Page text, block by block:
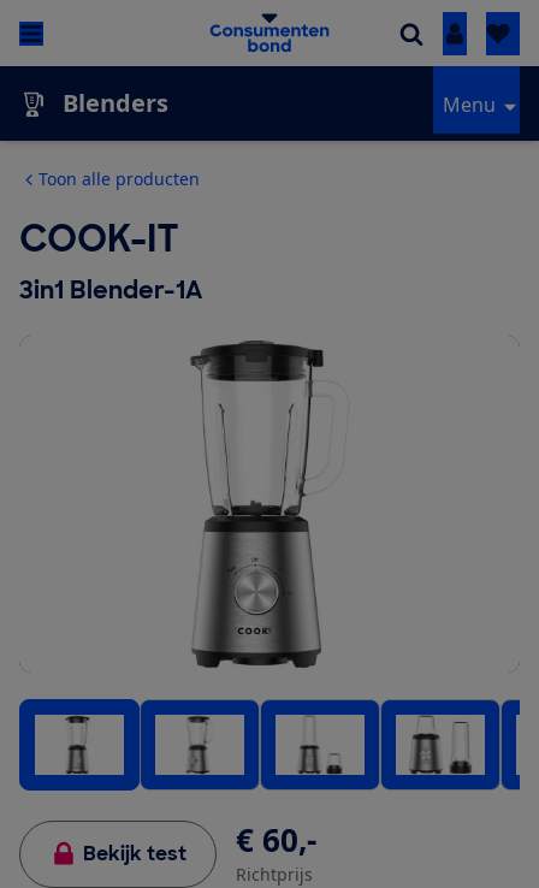
Inloggen
Blenders Menu
Toon alle producten
COOK-IT
3in1 Blender-1A
Bekijk test € 60,-
Richtprijs